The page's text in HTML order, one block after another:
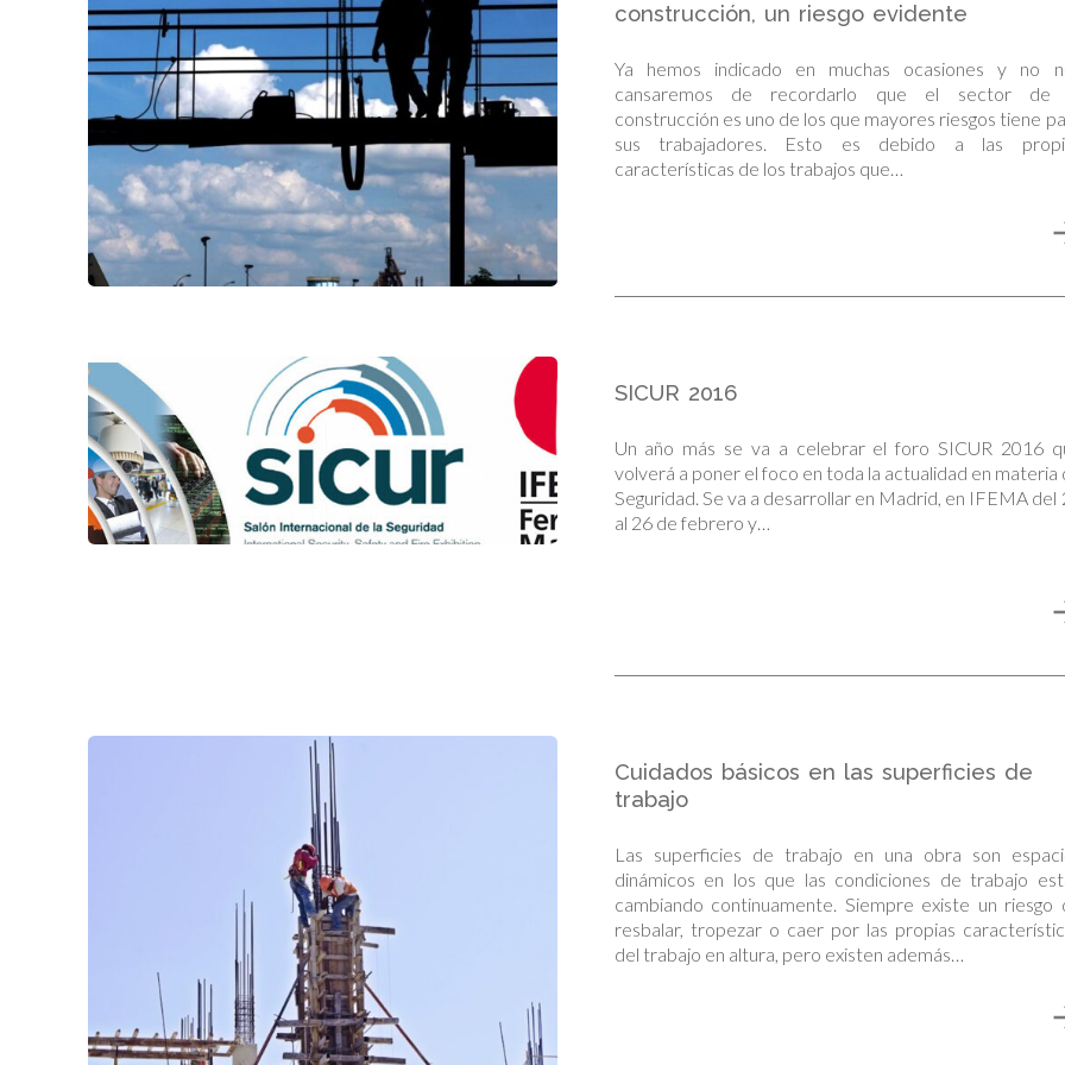
construcción, un riesgo evidente
Ya hemos indicado en muchas ocasiones y no
cansaremos de recordarlo que el sector de
construcción es uno de los que mayores riesgos tiene
sus trabajadores. Esto es debido a las
características de los trabajos que…
SICUR 2016
Un año más se va a celebrar el foro SICUR 2016
volverá a poner el foco en toda la actualidad en materia
Seguridad. Se va a desarrollar en Madrid, en IFEMA del
al 26 de febrero y…
Cuidados básicos en las superficies de
trabajo
Las superficies de trabajo en una obra son
dinámicos en los que las condiciones de trabajo
cambiando continuamente. Siempre existe un riesgo
resbalar, tropezar o caer por las propias
del trabajo en altura, pero existen además…